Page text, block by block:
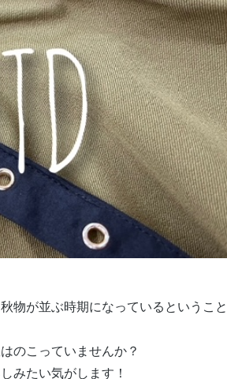
物が並ぶ時期になっているというこ
のこっていませんか？
みたい気がします！